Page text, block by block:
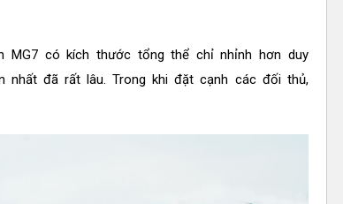
MG7 có kích thước tổng thể chỉ nhỉnh hơn duy
nhất đã rất lâu. Trong khi đặt cạnh các đối thủ,